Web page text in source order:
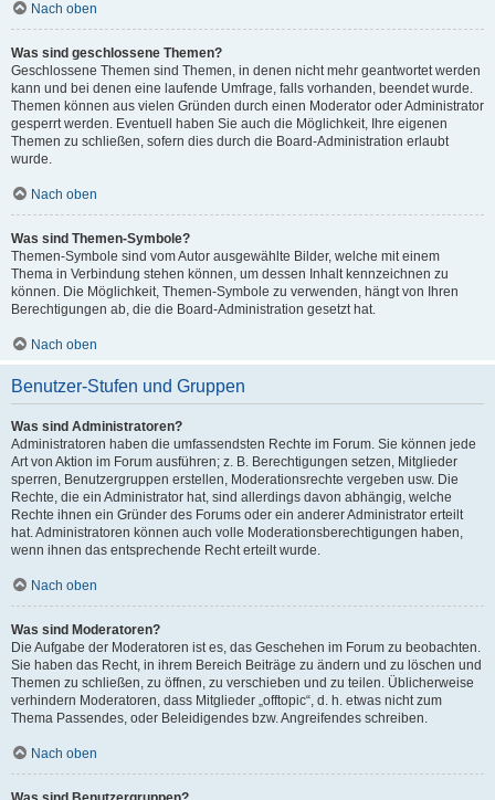
Nach oben
Was sind geschlossene Themen?
Geschlossene Themen sind Themen, in denen nicht mehr geantwortet werden
kann und bei denen eine laufende Umfrage, falls vorhanden, beendet wurde.
Themen können aus vielen Gründen durch einen Moderator oder Administrator
gesperrt werden. Eventuell haben Sie auch die Möglichkeit, Ihre eigenen
Themen zu schließen, sofern dies durch die Board-Administration erlaubt
wurde.
Nach oben
Was sind Themen-Symbole?
Themen-Symbole sind vom Autor ausgewählte Bilder, welche mit einem
Thema in Verbindung stehen können, um dessen Inhalt kennzeichnen zu
können. Die Möglichkeit, Themen-Symbole zu verwenden, hängt von Ihren
Berechtigungen ab, die die Board-Administration gesetzt hat.
Nach oben
Benutzer-Stufen und Gruppen
Was sind Administratoren?
Administratoren haben die umfassendsten Rechte im Forum. Sie können jede
Art von Aktion im Forum ausführen; z. B. Berechtigungen setzen, Mitglieder
sperren, Benutzergruppen erstellen, Moderationsrechte vergeben usw. Die
Rechte, die ein Administrator hat, sind allerdings davon abhängig, welche
Rechte ihnen ein Gründer des Forums oder ein anderer Administrator erteilt
hat. Administratoren können auch volle Moderationsberechtigungen haben,
wenn ihnen das entsprechende Recht erteilt wurde.
Nach oben
Was sind Moderatoren?
Die Aufgabe der Moderatoren ist es, das Geschehen im Forum zu beobachten.
Sie haben das Recht, in ihrem Bereich Beiträge zu ändern und zu löschen und
Themen zu schließen, zu öffnen, zu verschieben und zu teilen. Üblicherweise
verhindern Moderatoren, dass Mitglieder „offtopic“, d. h. etwas nicht zum
Thema Passendes, oder Beleidigendes bzw. Angreifendes schreiben.
Nach oben